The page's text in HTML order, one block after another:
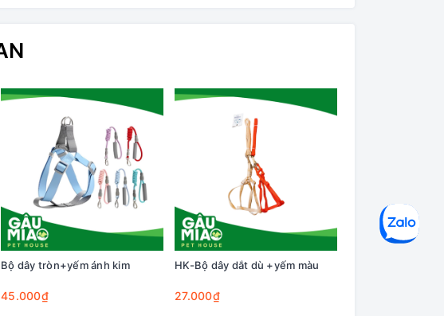
Bộ dây tròn+yếm ánh kim
45.000₫
HK-Bộ dây dắt dù +yếm màu
27.000₫